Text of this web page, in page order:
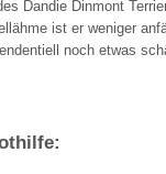
Dandie Dinmont
ist er weniger
noch etwas